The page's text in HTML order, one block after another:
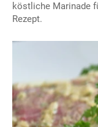
köstliche Marinade
Rezept.